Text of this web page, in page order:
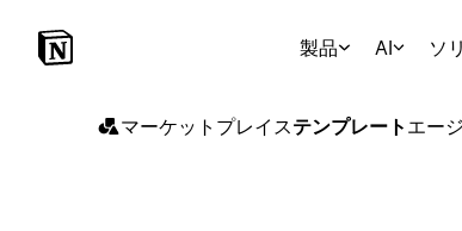
製品 AI ソ
マーケットプレイステンプレート エー